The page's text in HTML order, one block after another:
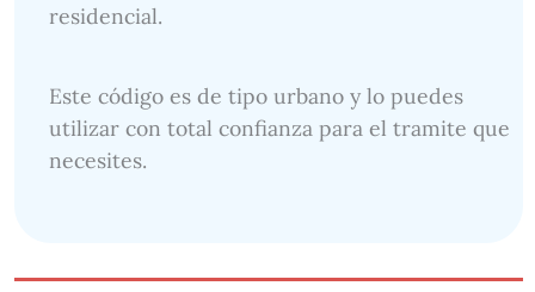
residencial.
Este código es de tipo urbano y lo puedes
utilizar con total confianza para el tramite que
necesites.